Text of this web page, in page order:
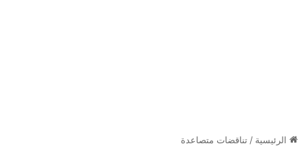
الرئيسية / تناقضات متصاعدة